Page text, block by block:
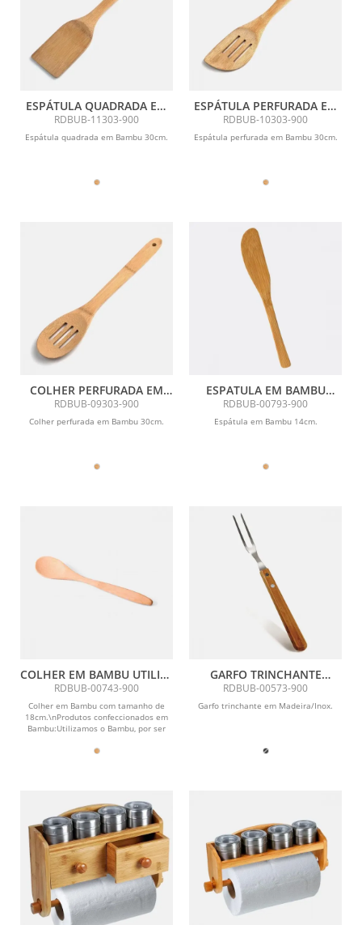
ESPÁTULA QUADRADA EM
BAMBU UTILITY - 30 CM
RDBUB-11303-900
Espátula quadrada em Bambu 30cm.
ESPÁTULA PERFURADA EM
BAMBU UTILITY - 30 CM
RDBUB-10303-900
Espátula perfurada em Bambu 30cm.
COLHER PERFURADA EM
BAMBU UTILITY - 30 CM
RDBUB-09303-900
Colher perfurada em Bambu 30cm.
ESPATULA EM BAMBU
UTILITY
RDBUB-00793-900
Espátula em Bambu 14cm.
COLHER EM BAMBU UTILITY
TAMANHO 18 CM
RDBUB-00743-900
Colher em Bambu com tamanho de
18cm.\nProdutos confeccionados em
Bambu:Utilizamos o Bambu, por ser
GARFO TRINCHANTE
SPECIAL LINE - MADEIRA /
INOX
RDBUB-00573-900
Garfo trinchante em Madeira/Inox.